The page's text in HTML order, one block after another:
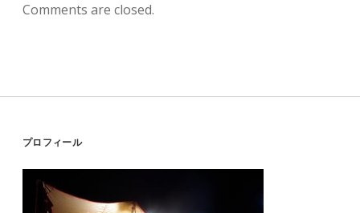
Comments are closed.
Sidebar
プロフィール